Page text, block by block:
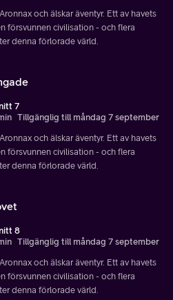
och älskar äventyr. Ett av havets
försvunnen civilisation - och flera
denna förlorade värld.
7
Tillgänglig till måndag 7 september
och älskar äventyr. Ett av havets
försvunnen civilisation - och flera
denna förlorade värld.
8
Tillgänglig till måndag 7 september
och älskar äventyr. Ett av havets
försvunnen civilisation - och flera
denna förlorade värld.